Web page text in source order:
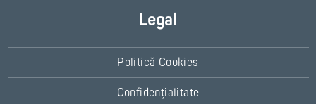
Legal
Politică Cookies
Confidențialitate